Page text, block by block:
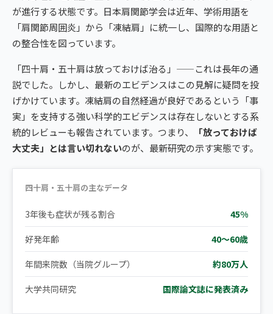
が進行する状態です。日本肩関節学会は近年、学術用語を
「肩関節周囲炎」から「凍結肩」に統一し、国際的な用語と
の整合性を図っています。
「四十肩・五十肩は放っておけば治る」——これは長年の通
説でした。しかし、最新のエビデンスはこの見解に疑問を投
げかけています。凍結肩の自然経過が良好であるという「事
実」を支持する強い科学的エビデンスは存在しないとする系
統的レビューも報告されています。つまり、
「放っておけば
大丈夫」とは言い切れないのが、最新研究の示す実態です。
四十肩・五十肩の主なデータ
3年後も症状が残る割合 45%
好発年齢 40〜60歳
年間来院数（当院グループ） 約80万人
大学共同研究 国際論文誌に発表済み